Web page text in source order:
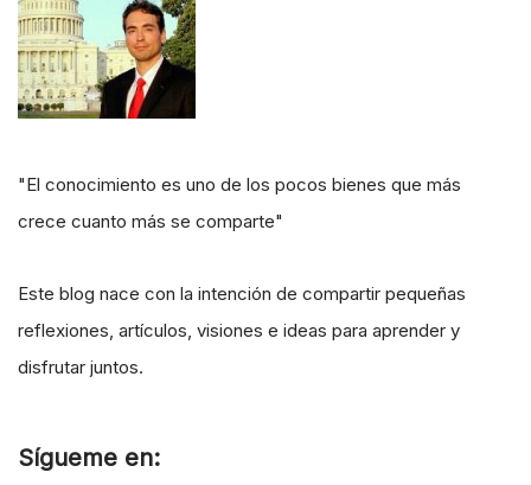
"El conocimiento es uno de los pocos bienes que más
crece cuanto más se comparte"
Este blog nace con la intención de compartir pequeñas
reflexiones, artículos, visiones e ideas para aprender y
disfrutar juntos.
Sígueme en: